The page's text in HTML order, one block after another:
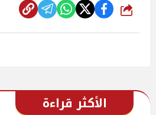
شارك
الأكثر قراءة